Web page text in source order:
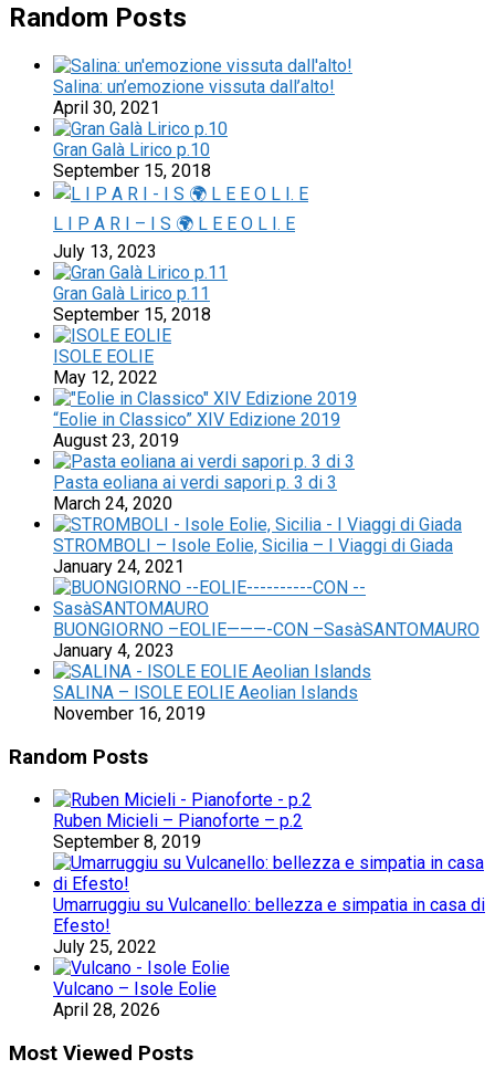
Random Posts
Salina: un’emozione vissuta dall’alto!
April 30, 2021
Gran Galà Lirico p.10
September 15, 2018
L I P A R I – I S 🌍 L E E O L I. E
July 13, 2023
Gran Galà Lirico p.11
September 15, 2018
ISOLE EOLIE
May 12, 2022
“Eolie in Classico” XIV Edizione 2019
August 23, 2019
Pasta eoliana ai verdi sapori p. 3 di 3
March 24, 2020
STROMBOLI – Isole Eolie, Sicilia – I Viaggi di Giada
January 24, 2021
BUONGIORNO –EOLIE———-CON –SasàSANTOMAURO
January 4, 2023
SALINA – ISOLE EOLIE Aeolian Islands
November 16, 2019
Random Posts
Ruben Micieli – Pianoforte – p.2
September 8, 2019
Umarruggiu su Vulcanello: bellezza e simpatia in casa di
Efesto!
July 25, 2022
Vulcano – Isole Eolie
April 28, 2026
Most Viewed Posts